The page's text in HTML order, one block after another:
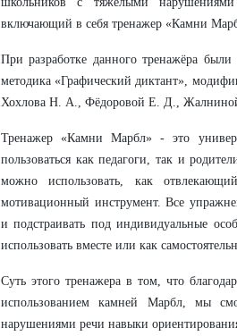
включающий в себя тренажер «Камни
При разработке данного тренажёра
методика «Графический диктант»,
Хохлова Н. А., Фёдоровой Е. Д.,
Тренажер «Камни Марбл» - это
пользоваться как педагоги, так и
можно использовать, как
мотивационный инструмент. Все
и подстраивать под индивидуальные
использовать вместе или как
Суть этого тренажера в том, что
использованием камней Марбл, мы
нарушениями речи навыки